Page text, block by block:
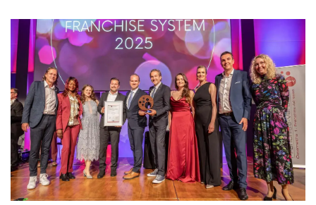
Weiterlesen: Gratis zur Franchisemesse und die Gewinner